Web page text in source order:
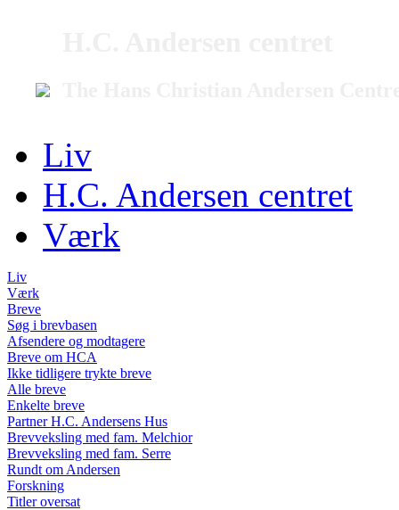
Liv
H.C. Andersen centret
Værk
Liv
Værk
Breve
Søg i brevbasen
Afsendere og modtagere
Breve om HCA
Ikke tidligere trykte breve
Alle breve
Enkelte breve
Partner H.C. Andersens Hus
Brevveksling med fam. Melchior
Brevveksling med fam. Serre
Rundt om Andersen
Forskning
Titler oversat